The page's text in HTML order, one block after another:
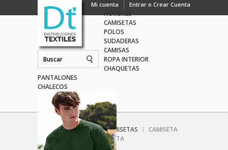
Mi cuenta Entrar o Crear Cuenta
hombres
HOMBRES
CAMISETAS
POLOS
SUDADERAS
CAMISAS
ROPA INTERIOR
CHAQUETAS
PANTALONES
CHALECOS
Inicio HOMBRES CAMISETAS
CAMISETA
VALUEWEIGHT MANGA CORTA